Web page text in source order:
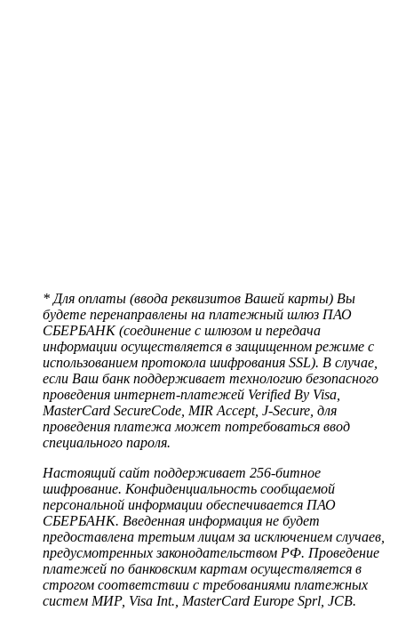
* Для оплаты (ввода реквизитов Вашей карты) Вы
будете перенаправлены на платежный шлюз ПАО
СБЕРБАНК (соединение с шлюзом и передача
информации осуществляется в защищенном режиме с
использованием протокола шифрования SSL). В случае,
если Ваш банк поддерживает технологию безопасного
проведения интернет-платежей Verified By Visa,
MasterCard SecureCode, MIR Accept, J-Secure, для
проведения платежа может потребоваться ввод
специального пароля.
Настоящий сайт поддерживает 256-битное
шифрование. Конфиденциальность сообщаемой
персональной информации обеспечивается ПАО
СБЕРБАНК. Введенная информация не будет
предоставлена третьим лицам за исключением случаев,
предусмотренных законодательством РФ. Проведение
платежей по банковским картам осуществляется в
строгом соответствии с требованиями платежных
систем МИР, Visa Int., MasterCard Europe Sprl, JCB.